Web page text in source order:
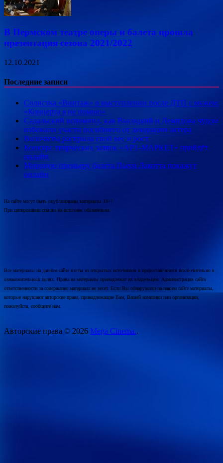
В Пермском театре оперы и балета прошла
презентация сезона 2021/2022
12.10.2021
Последние записи
Солистка «Винтаж» о выступлении после ДТП с мужем:
«Концерта я не помню»
Садальский вспомнил, как Высоцкий и Демидова чудом
избежали участи погибшего от декорации актера
Волочкова раскрыла свой вес и рост
Конкурс творческих заявок «АРТ-МАРКЕТ» пройдёт
онлайн
Мировую премьеру балета Пьера Лакотта покажут
онлайн
На сайте могут быть опубликованы материалы 18+!
При цитировании ссылка на источник обязательна.
Все материалы на данном сайте взяты из открытых источников и предоставляются исключительно в
ознакомительных целях. Права на материалы принадлежат их владельцам. Администрация сайта
ответственности за содержание материала не несет. Если Вы обнаружили на нашем сайте материалы,
которые нарушают авторские права, принадлежащие Вам, Вашей компании или организации,
пожалуйста, сообщите нам.
Авторские права © 2026 Mega Cinema..